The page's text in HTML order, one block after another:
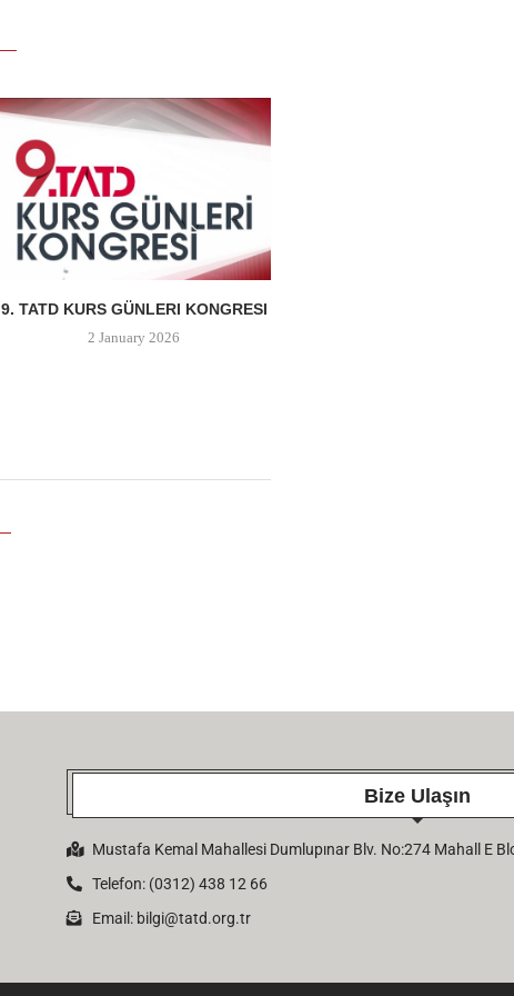
9. TATD KURS GÜNLERI KONGRESI
2 January 2026
Bize Ulaşın
Mustafa Kemal Mahallesi Dumlupınar Blv. No:274 Mahall E
Telefon: (0312) 438 12 66
Email: bilgi@tatd.org.tr